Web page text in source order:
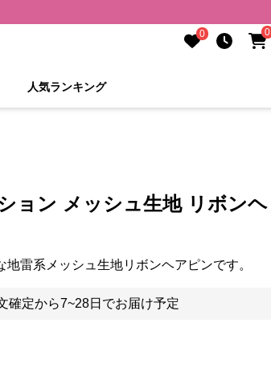
0 0
人気ランキング
ョン メッシュ生地 リボンヘ
地雷系メッシュ生地リボンヘアピンです。
確定から7~28日でお届け予定